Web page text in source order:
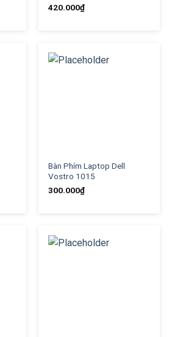
420.000₫
Bàn Phím Laptop Dell
Vostro 1015
300.000₫